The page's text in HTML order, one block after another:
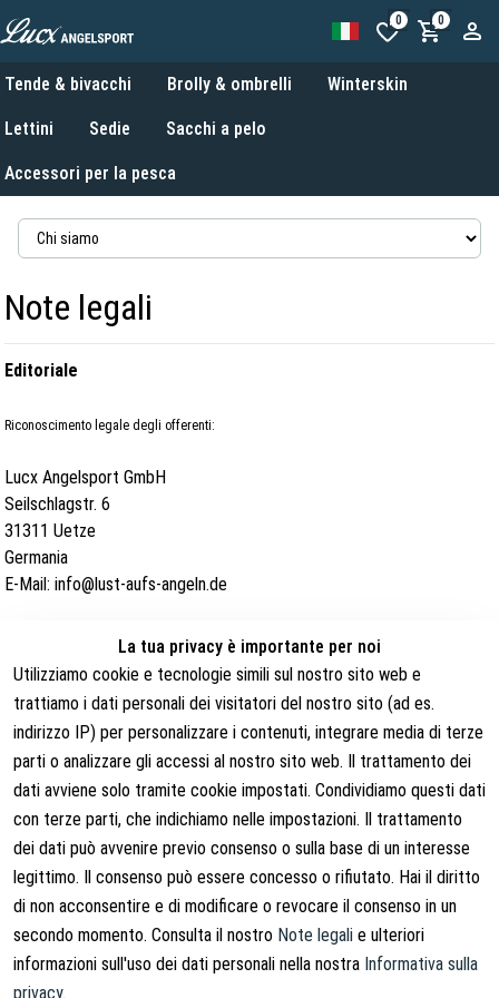
0 0
Tende & bivacchi Brolly & ombrelli Winterskin
Lettini Sedie Sacchi a pelo
Accessori per la pesca
Note legali
Editoriale
Riconoscimento legale degli offerenti:
Lucx Angelsport GmbH
Seilschlagstr. 6
31311 Uetze
Germania
E-Mail: info@lust-aufs-angeln.de
rappresentata dall'amministratore Vitus Klein, Peer Lautenschläger
P. IVA: DE 259963512
iscritta nel registro delle imprese del tribunale Hildesheim
numero di registro delle imprese HRB 203969
Indirizzo per resi e resi:
Lucx Angelsport GmbH
Friedrich-Seele-Str. 20
38122 Braunschweig
Germania
La tua privacy è importante per noi
Utilizziamo cookie e tecnologie simili sul nostro sito web e
trattiamo i dati personali dei visitatori del nostro sito (ad es.
indirizzo IP) per personalizzare i contenuti, integrare media di terze
parti o analizzare gli accessi al nostro sito web. Il trattamento dei
dati avviene solo tramite cookie impostati. Condividiamo questi dati
con terze parti, che indichiamo nelle impostazioni. Il trattamento
dei dati può avvenire previo consenso o sulla base di un interesse
legittimo. Il consenso può essere concesso o rifiutato. Hai il diritto
di non acconsentire e di modificare o revocare il consenso in un
secondo momento. Consulta il nostro Note legali e ulteriori
informazioni sull'uso dei dati personali nella nostra Informativa sulla
privacy.